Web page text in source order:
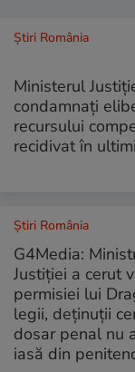
Știri România
Ministerul
condamnați
recursului
recidivat în
Știri România
G4Media:
Justiției a cerut
permisiei lui
legii, deținuții
dosar penal nu
iasă din